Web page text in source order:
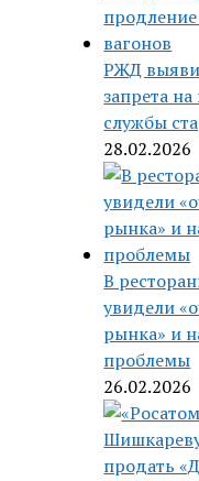
РЖД
запрета
службы
28.02.2026
В
увидели
рынка» и
проблемы
26.02.2026